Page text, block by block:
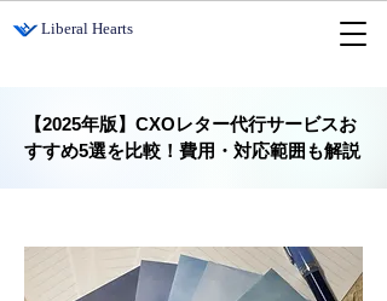
​Liberal Hearts
【2025年版】CXOレター代行サービスお
すすめ5選を比較！費用・対応範囲も解説